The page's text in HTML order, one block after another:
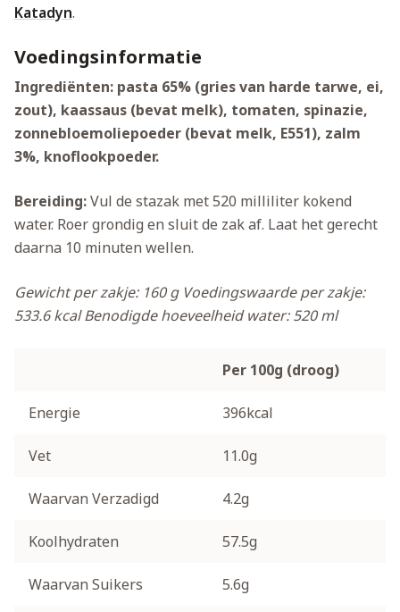
Katadyn.
Voedingsinformatie
Ingrediënten: pasta 65% (gries van harde tarwe, ei,
zout), kaassaus (bevat melk), tomaten, spinazie,
zonnebloemoliepoeder (bevat melk, E551), zalm
3%, knoflookpoeder.
Bereiding:Vul de stazak met 520 milliliter kokend
water. Roer grondig en sluit de zak af. Laat het gerecht
daarna 10 minuten wellen.
Gewicht per zakje: 160 gVoedingswaarde per zakje:
533.6 kcalBenodigde hoeveelheid water: 520 ml
Per 100g (droog)
Energie 396kcal
Vet 11.0g
Waarvan Verzadigd 4.2g
Koolhydraten 57.5g
Waarvan Suikers 5.6g